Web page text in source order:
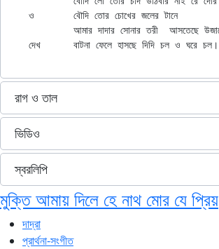
ও	বৌদি তোর চোখের জলের টানে
রাগ ও তাল
ভিডিও
স্বরলিপি
মুক্তি আমায় দিলে হে নাথ মোর যে প্রিয়
দাদ্‌রা
প্রার্থনা-সংগীত